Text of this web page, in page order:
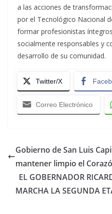
a las acciones de
por el Tecnológico Nacional
formar profesionistas
socialmente responsables y
desarrollo de su comunidad.
Twitter/X
Correo Electrónico
Gobierno de San Luis
mantener limpio el
EL GOBERNADOR
MARCHA LA SEGUNDA